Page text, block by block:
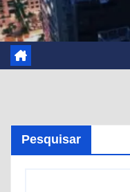
Pesquisar